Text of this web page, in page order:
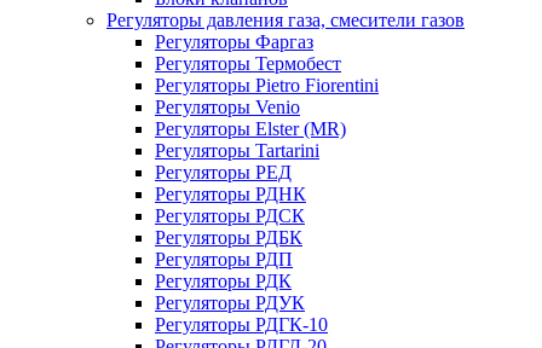
Регуляторы давления газа, смесители газов
Регуляторы Фаргаз
Регуляторы Термобест
Регуляторы Pietro Fiorentini
Регуляторы Venio
Регуляторы Elster (MR)
Регуляторы Tartarini
Регуляторы РЕД
Регуляторы РДНК
Регуляторы РДСК
Регуляторы РДБК
Регуляторы РДП
Регуляторы РДК
Регуляторы РДУК
Регуляторы РДГК-10